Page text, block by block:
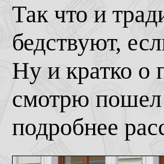
Так что и
бедствуют,
Ну и кратко о
смотрю пошел
подробнее